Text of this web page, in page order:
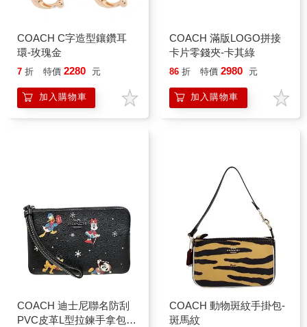
COACH C字造型鑲鑽耳
環-玫瑰金
7 折 特價 2280 元
加入購物車
COACH 滿版LOGO拼接
卡片零錢夾-卡其綠
86 折 特價 2980 元
加入購物車
COACH 迪士尼聯名防刮
PVC皮革L型拉鍊手拿包-
COACH 動物斑紋手掛包-
斑馬紋